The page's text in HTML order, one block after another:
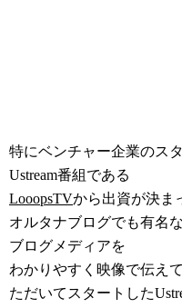
特にベンチャー企業のス
Ustream番組である
LooopsTVから出資が決ま
オルタナブログでも有名な
ブログメディアを
わかりやすく映像で伝え
ただいてスタートした